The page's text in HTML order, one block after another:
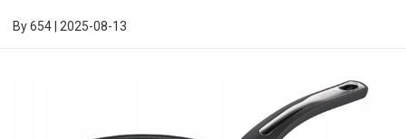
By654 2025-08-13